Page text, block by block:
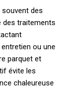
des
des traitements
ou une
parquet et
évite les
chaleureuse